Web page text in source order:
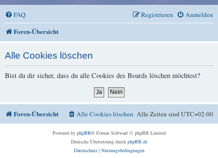
FAQ Anmelden
Registrieren
Foren-Übersicht
Alle Cookies löschen
Bist du dir sicher, dass du alle Cookies des Boards löschen möchtest?
Foren-Übersicht Alle Zeiten sindUTC+02:00
Alle Cookies löschen
Powered by phpBB® Forum Software © phpBB Limited
Deutsche Übersetzung durch phpBB.de
Datenschutz| Nutzungsbedingungen